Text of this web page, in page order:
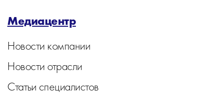
Медиацентр
Новости компании
Новости отрасли
Статьи специалистов